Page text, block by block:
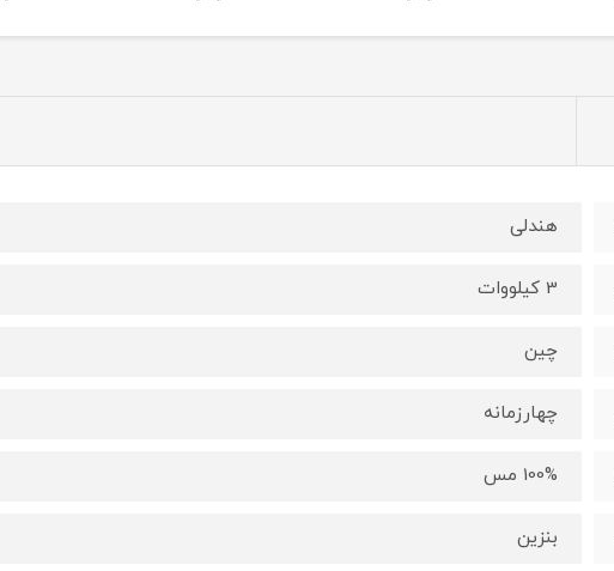
هندلی
3 کیلووات
چین
چهارزمانه
100% مس
بنزین